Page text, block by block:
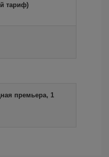
тариф)
премьера, 1